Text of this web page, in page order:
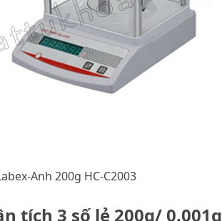
Anh 200g HC-C2003
tích 3 số lẻ 200g/ 0.001g